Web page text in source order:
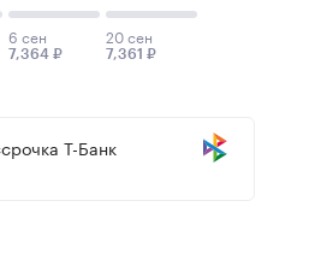
6 сен
7,364 ₽
20 сен
7,361 ₽
Т-Банк